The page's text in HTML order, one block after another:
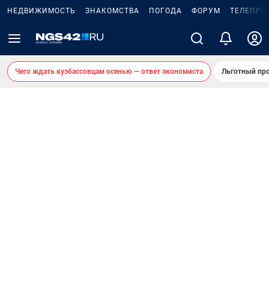
НЕДВИЖИМОСТЬ ЗНАКОМСТВА ПОГОДА ФОРУМ
Чего ждать кузбассовцам осенью — ответ экономиста Льготный